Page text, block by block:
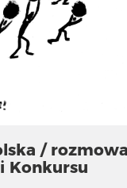
/
Konkursu